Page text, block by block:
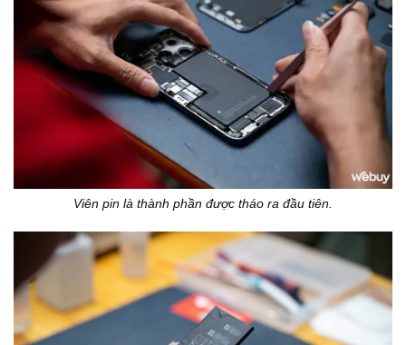
Viên pin là thành phần được tháo ra đầu tiên.